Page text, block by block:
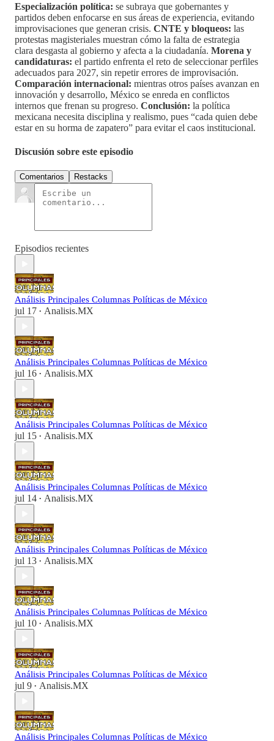
Especialización política: se subraya que gobernantes y
partidos deben enfocarse en sus áreas de experiencia, evitando
improvisaciones que generan crisis. CNTE y bloqueos: las
protestas magisteriales muestran cómo la falta de estrategia
clara desgasta al gobierno y afecta a la ciudadanía. Morena y
candidaturas: el partido enfrenta el reto de seleccionar perfiles
adecuados para 2027, sin repetir errores de improvisación.
Comparación internacional: mientras otros países avanzan en
innovación y desarrollo, México se enreda en conflictos
internos que frenan su progreso. Conclusión: la política
mexicana necesita disciplina y realismo, pues “cada quien debe
estar en su horma de zapatero” para evitar el caos institucional.
Discusión sobre este episodio
Comentarios Restacks
Episodios recientes
Análisis Principales Columnas Políticas de México
jul 17 • Analisis.MX
Análisis Principales Columnas Políticas de México
jul 16 • Analisis.MX
Análisis Principales Columnas Políticas de México
jul 15 • Analisis.MX
Análisis Principales Columnas Políticas de México
jul 14 • Analisis.MX
Análisis Principales Columnas Políticas de México
jul 13 • Analisis.MX
Análisis Principales Columnas Políticas de México
jul 10 • Analisis.MX
Análisis Principales Columnas Políticas de México
jul 9 • Analisis.MX
Análisis Principales Columnas Políticas de México